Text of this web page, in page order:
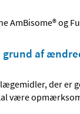
AmBisome® og
af
der er
være